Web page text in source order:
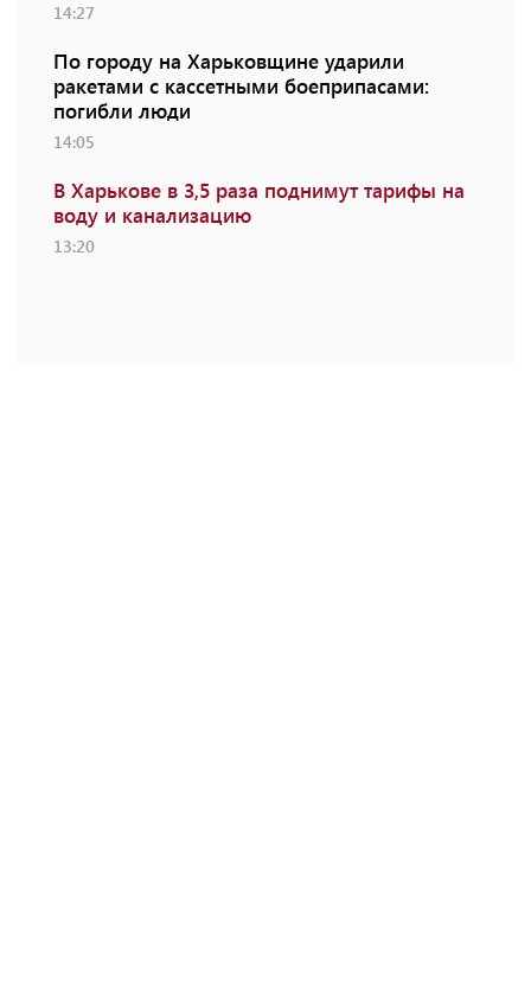
14:27
По городу на Харьковщине ударили
ракетами с кассетными боеприпасами:
погибли люди
14:05
В Харькове в 3,5 раза поднимут тарифы на
воду и канализацию
13:20